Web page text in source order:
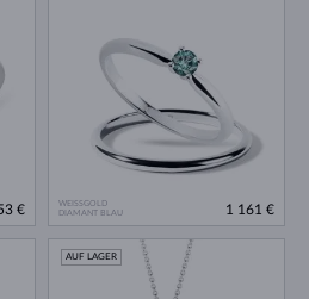
€
WEISSGOLD
DIAMANT BLAU
1 161 €
AUF LAGER